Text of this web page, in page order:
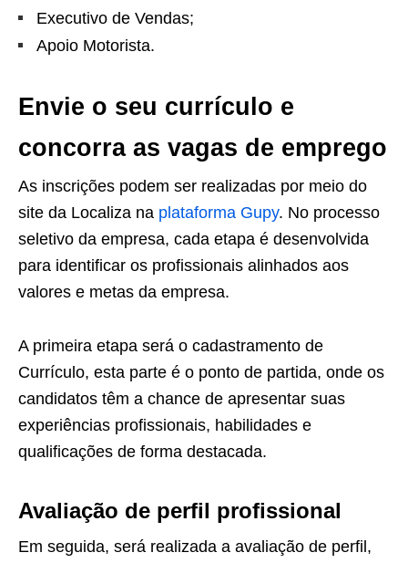
Executivo de Vendas;
Apoio Motorista.
Envie o seu currículo e
concorra as vagas de emprego
As inscrições podem ser realizadas por meio do
site da Localiza na plataforma Gupy. No processo
seletivo da empresa, cada etapa é desenvolvida
para identificar os profissionais alinhados aos
valores e metas da empresa.
A primeira etapa será o cadastramento de
Currículo, esta parte é o ponto de partida, onde os
candidatos têm a chance de apresentar suas
experiências profissionais, habilidades e
qualificações de forma destacada.
Avaliação de perfil profissional
Em seguida, será realizada a avaliação de perfil,